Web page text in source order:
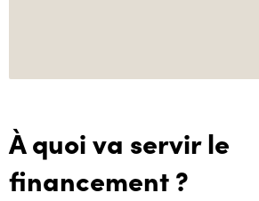
À quoi va servir le
financement ?